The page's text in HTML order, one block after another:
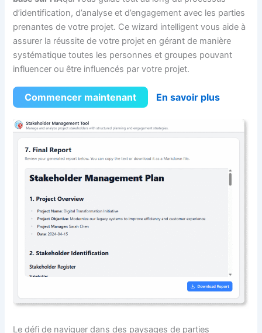
d’identification, d’analyse et d’engagement avec les parties
prenantes de votre projet. Ce wizard intelligent vous aide à
assurer la réussite de votre projet en gérant de manière
systématique toutes les personnes et groupes pouvant
influencer ou être influencés par votre projet.
Commencer maintenant En savoir plus
Le défi de naviguer dans des paysages de parties